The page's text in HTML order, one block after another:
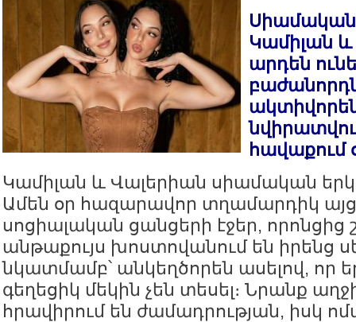
Սիամական
Կամիլան
արդեն
հավաքում
Կամիլան և Վալերիան սիամական
Ամեն օր հազարավոր տղամարդիկ
սոցիալական ցանցերի էջեր, որոնցից
անթաքույս խոստովանում են իրենց
նկատմամբ՝ անկեղծորեն ասելով, որ
գեղեցիկ մեկին չեն տեսել։ Նրանք
հրավիրում են ժամադրության, իսկ